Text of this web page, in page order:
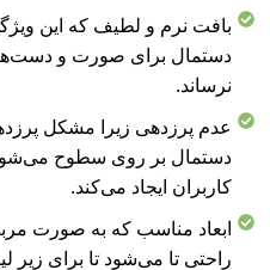
بافت نرم و لطیف که این
دستمال برای صورت و
نرساند.
عدم پرزدهی زیرا مشکل
دستمال بر روی سطوح
کاربران ایجاد می‌کند.
راحتی تا می‌شود تا برای زیر